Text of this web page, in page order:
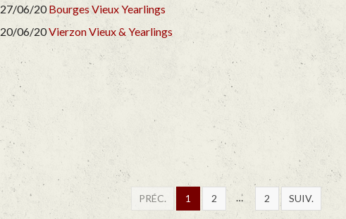
27/06/20Bourges VieuxYearlings
20/06/20Vierzon Vieux & Yearlings
PRÉC. 1 2 2 SUIV.